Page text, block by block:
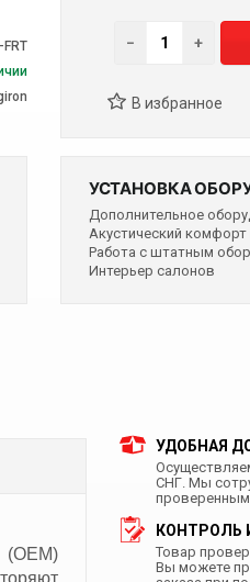
FRT
− +
УСТАНОВКА
Дополнительное
Акустический
Работа с штатным
Интерьер салонов
УДОБНАЯ
СНГ. Мы
КОНТРОЛЬ
Товар
Вы можете